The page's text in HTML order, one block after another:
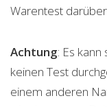
Warentest
Achtung: Es
keinen Test
einem anderen